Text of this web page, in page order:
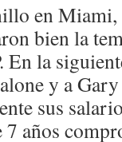
en Miami,
bien la
la
y a
sus
años